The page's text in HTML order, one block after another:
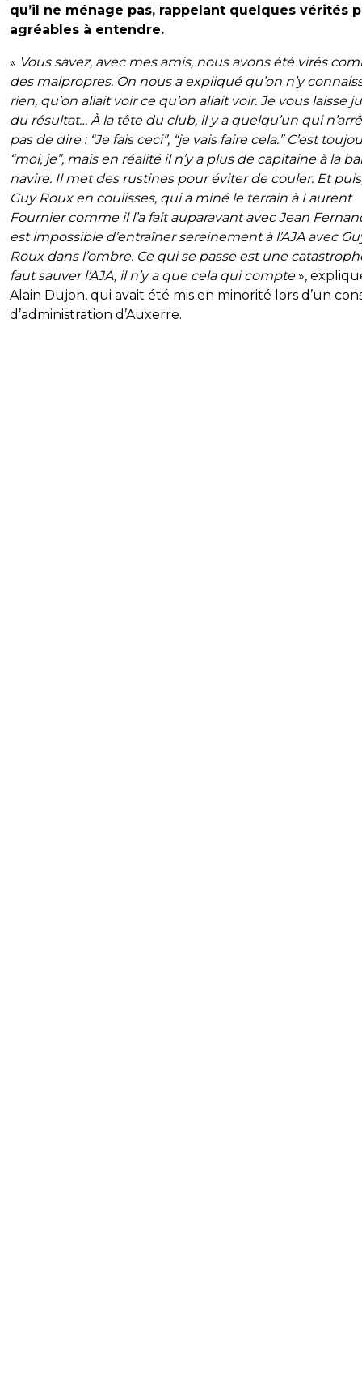
qu’il ne ménage pas, rappelant quelques vérités
agréables à entendre.
« Vous savez, avec mes amis, nous avons été virés
des malpropres. On nous a expliqué qu’on n’y
rien, qu’on allait voir ce qu’on allait voir. Je vous laisse
du résultat… À la tête du club, il y a quelqu’un qui
pas de dire : “Je fais ceci”, “je vais faire cela.” C’est
“moi, je”, mais en réalité il n’y a plus de capitaine à la
navire. Il met des rustines pour éviter de couler. Et
Guy Roux en coulisses, qui a miné le terrain à Laurent
Fournier comme il l’a fait auparavant avec Jean
est impossible d’entraîner sereinement à l’AJA avec
Roux dans l’ombre. Ce qui se passe est une
faut sauver l’AJA, il n’y a que cela qui compte»,
Alain Dujon, qui avait été mis en minorité lors d’un
d’administration d’Auxerre.